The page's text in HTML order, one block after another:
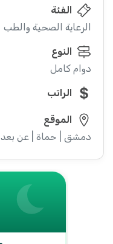
الفئة
الرعاية الصحية والطب
النوع
دوام كامل
الراتب
الموقع
دمشق | حماة | عن بعد